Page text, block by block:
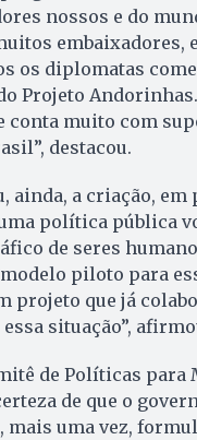
nossos e do
embaixadores,
os diplomatas
Projeto
conta muito com
destacou.
ainda, a criação, em
política pública
de seres
piloto para
projeto que já
situação”,
de Políticas para
de que o
mais uma vez,